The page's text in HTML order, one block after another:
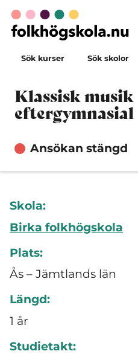
Sök kurser Sök skolor
Klassisk musik
eftergymnasial
Ansökan stängd
Skola:
Birka folkhögskola
Plats:
Ås – Jämtlands län
Längd:
1 år
Studietakt: